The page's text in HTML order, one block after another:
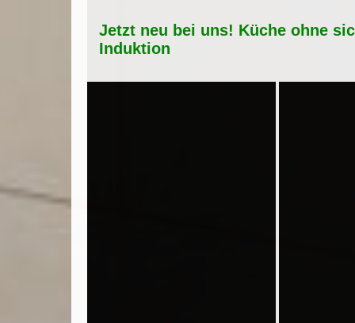
Jetzt neu bei uns! Küche ohne
Induktion